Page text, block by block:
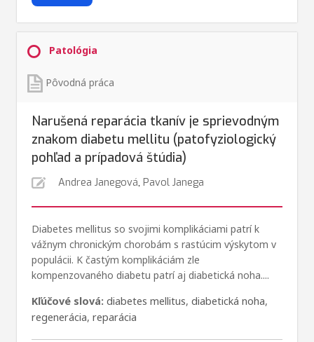
Patológia
Pôvodná práca
Narušená reparácia tkanív je sprievodným
znakom diabetu mellitu (patofyziologický
pohľad a prípadová štúdia)
Andrea Janegová, Pavol Janega
Diabetes mellitus so svojimi komplikáciami patrí k
vážnym chronickým chorobám s rastúcim výskytom v
populácii. K častým komplikáciám zle
kompenzovaného diabetu patrí aj diabetická noha....
Kľúčové slová: diabetes mellitus, diabetická noha,
regenerácia, reparácia